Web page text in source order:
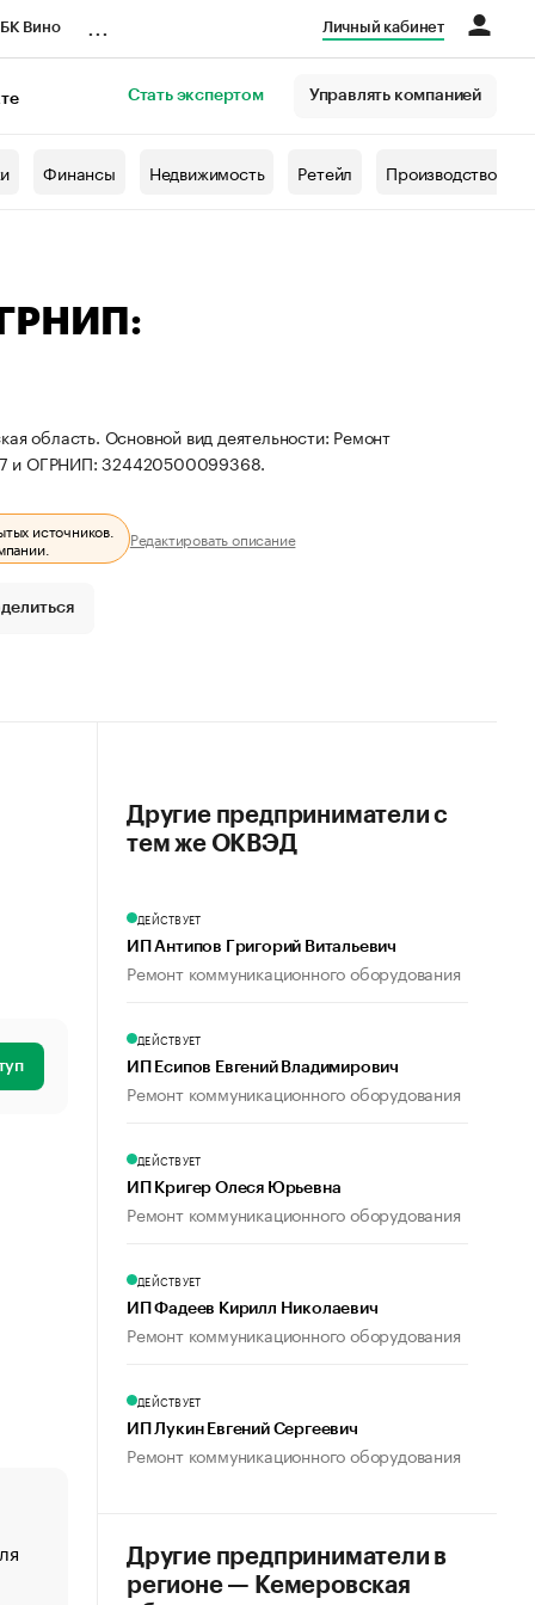
Вино Личный кабинет
Стать экспертом Управлять компанией
Финансы Недвижимость Ретейл Производство
область. Основной вид деятельности: Ремонт
и ОГРНИП: 324420500099368.
источников.
Редактировать описание
«От спорта тело стареет иначе». Как живет глава
создавшей GTA
Другие предприниматели с
тем же ОКВЭД
ДЕЙСТВУЕТ
ИП Антипов Григорий Витальевич
Ремонт коммуникационного оборудования
ДЕЙСТВУЕТ
ИП Есипов Евгений Владимирович
Ремонт коммуникационного оборудования
ДЕЙСТВУЕТ
ИП Кригер Олеся Юрьевна
Ремонт коммуникационного оборудования
ДЕЙСТВУЕТ
ИП Фадеев Кирилл Николаевич
Ремонт коммуникационного оборудования
ДЕЙСТВУЕТ
ИП Лукин Евгений Сергеевич
Ремонт коммуникационного оборудования
Другие предприниматели в
регионе — Кемеровская